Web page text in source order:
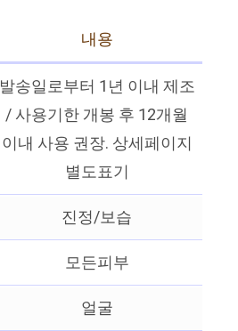
내용
발송일로부터 1년 이내 제조
/ 사용기한 개봉 후 12개월
이내 사용 권장. 상세페이지
별도표기
진정/보습
모든피부
얼굴